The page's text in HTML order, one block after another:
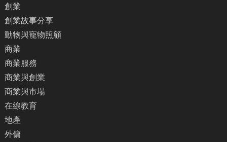
創業
創業故事分享
動物與寵物照顧
商業
商業服務
商業與創業
商業與市場
在線教育
地產
外傭